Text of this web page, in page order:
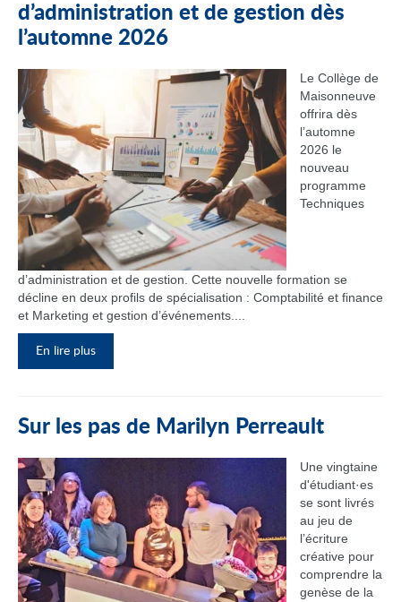
d’administration et de gestion dès
l’automne 2026
Le Collège de
Maisonneuve
offrira dès
l’automne
2026 le
nouveau
programme
Techniques
d’administration et de gestion. Cette nouvelle formation se
décline en deux profils de spécialisation : Comptabilité et finance
et Marketing et gestion d’événements....
En lire plus
Sur les pas de Marilyn Perreault
Une vingtaine
d'étudiant·es
se sont livrés
au jeu de
l’écriture
créative pour
comprendre la
genèse de la